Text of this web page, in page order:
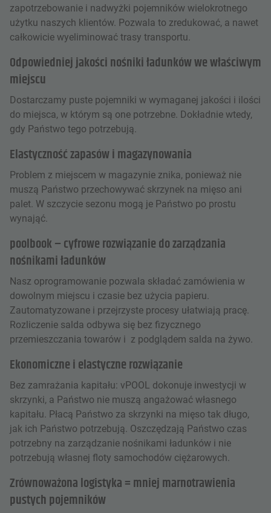
zapotrzebowanie i nadwyżki pojemników wielokrotnego
użytku naszych klientów. Pozwala to zredukować, a nawet
całkowicie wyeliminować trasy transportu.
Odpowiedniej jakości nośniki ładunków we właściwym
miejscu
Dostarczamy puste pojemniki w wymaganej jakości i ilości
do miejsca, w którym są one potrzebne. Dokładnie wtedy,
gdy Państwo tego potrzebują.
Elastyczność zapasów i magazynowania
Problem z miejscem w magazynie znika, ponieważ nie
muszą Państwo przechowywać skrzynek na mięso ani
palet. W szczycie sezonu mogą je Państwo po prostu
wynająć.
poolbook – cyfrowe rozwiązanie do zarządzania
nośnikami ładunków
Nasz oprogramowanie pozwala składać zamówienia w
dowolnym miejscu i czasie bez użycia papieru.
Zautomatyzowane i przejrzyste procesy ułatwiają pracę.
Rozliczenie salda odbywa się bez fizycznego
przemieszczania towarów i z podglądem salda na żywo.
Ekonomiczne i elastyczne rozwiązanie
Bez zamrażania kapitału: vPOOL dokonuje inwestycji w
skrzynki, a Państwo nie muszą angażować własnego
kapitału. Płacą Państwo za skrzynki na mięso tak długo,
jak ich Państwo potrzebują. Oszczędzają Państwo czas
potrzebny na zarządzanie nośnikami ładunków i nie
potrzebują własnej floty samochodów ciężarowych.
Zrównoważona logistyka = mniej marnotrawienia
pustych pojemników